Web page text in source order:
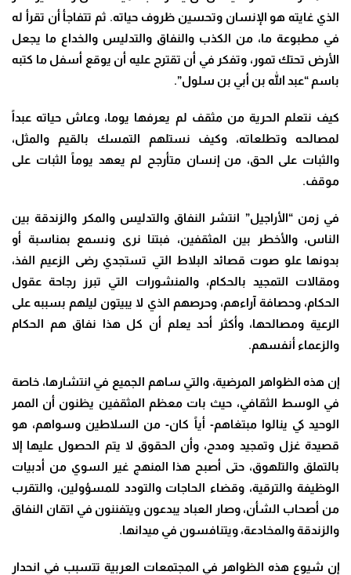
الذي غايته هو الإنسان وتحسين ظروف حياته. ثم تتفاجأ أن تقرأ له
في مطبوعة ما، من الكذب والنفاق والتدليس والخداع ما يجعل
الأرض تحتك تمور، وتفكر في أن تقترح عليه أن يوقع أسفل ما كتبه
باسم “عبد الله بن أبي بن سلول”.
كيف نتعلم الحرية من مثقف لم يعرفها يوما، وعاش حياته عبداً
لمصالحه وتطلعاته، وكيف نستلهم التمسك بالقيم والمثل،
والثبات على الحق، من إنسان متأرجح لم يعهد يوماً الثبات على
موقف.
في زمن “الأراجيل” انتشر النفاق والتدليس والمكر والزندقة بين
الناس، والأخطر بين المثقفين، فبتنا نرى ونسمع بمناسبة أو
بدونها علو صوت قصائد البلاط التي تستجدي رضى الزعيم الفذ،
ومقالات التمجيد بالحكام، والمنشورات التي تبرز رجاحة عقول
الحكام، وحصافة آراءهم، وحرصهم الذي لا يبيتون ليلهم بسببه على
الرعية ومصالحها، وأكثر أحد يعلم أن كل هذا نفاق هم الحكام
والزعماء أنفسهم.
إن هذه الظواهر المرضية، والتي ساهم الجميع في انتشارها، خاصة
في الوسط الثقافي، حيث بات معظم المثقفين يظنون أن الممر
الوحيد كي ينالوا مبتغاهم- أياً كان- من السلاطين وسواهم، هو
قصيدة غزل وتمجيد ومدح، وأن الحقوق لا يتم الحصول عليها إلا
بالتملق والتلهوق، حتى أصبح هذا المنهج غير السوي من أدبيات
الوظيفة والترقية، وقضاء الحاجات والتودد للمسؤولين، والتقرب
من أصحاب الشأن، وصار العباد يبدعون ويتفننون في اتقان النفاق
والزندقة والمخادعة، ويتنافسون في ميدانها.
إن شيوع هذه الظواهر في المجتمعات العربية تتسبب في انحدار